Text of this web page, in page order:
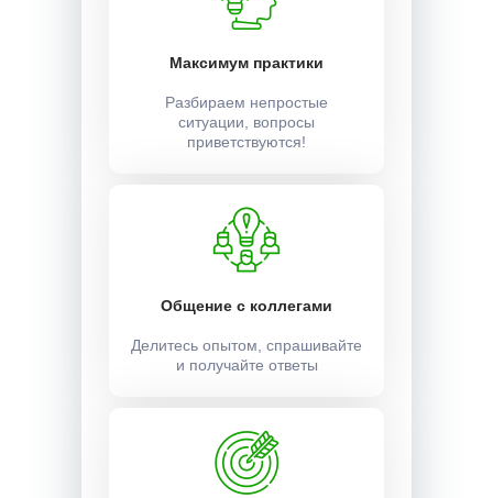
Максимум практики
Разбираем непростые
ситуации, вопросы
приветствуются!
Общение с коллегами
Делитесь опытом, спрашивайте
и получайте ответы